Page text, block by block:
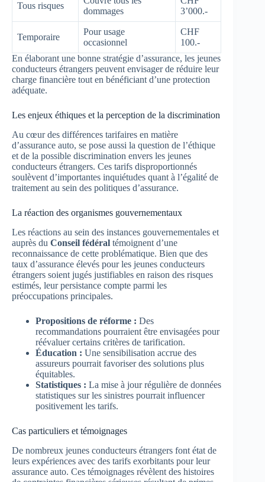
Tous risques
dommages
3’000.-
Temporaire
Pour usage
occasionnel
CHF
100.-
En élaborant une bonne stratégie d’assurance, les jeunes
conducteurs étrangers peuvent envisager de réduire leur
charge financière tout en bénéficiant d’une protection
adéquate.
Les enjeux éthiques et la perception de la discrimination
Au cœur des différences tarifaires en matière
d’assurance auto, se pose aussi la question de l’éthique
et de la possible discrimination envers les jeunes
conducteurs étrangers. Ces tarifs disproportionnés
soulèvent d’importantes inquiétudes quant à l’égalité de
traitement au sein des politiques d’assurance.
La réaction des organismes gouvernementaux
Les réactions au sein des instances gouvernementales et
auprès du Conseil fédéral témoignent d’une
reconnaissance de cette problématique. Bien que des
taux d’assurance élevés pour les jeunes conducteurs
étrangers soient jugés justifiables en raison des risques
estimés, leur persistance compte parmi les
préoccupations principales.
Propositions de réforme : Des
recommandations pourraient être envisagées pour
réévaluer certains critères de tarification.
Éducation : Une sensibilisation accrue des
assureurs pourrait favoriser des solutions plus
équitables.
Statistiques : La mise à jour régulière de données
statistiques sur les sinistres pourrait influencer
positivement les tarifs.
Cas particuliers et témoignages
De nombreux jeunes conducteurs étrangers font état de
leurs expériences avec des tarifs exorbitants pour leur
assurance auto. Ces témoignages révèlent des histoires